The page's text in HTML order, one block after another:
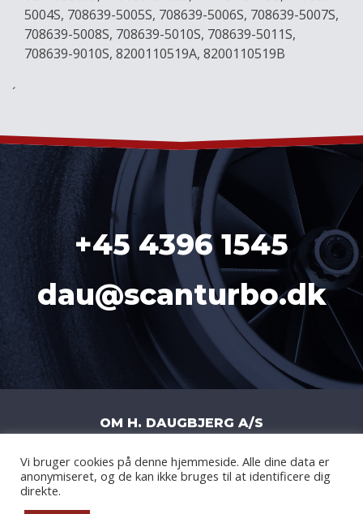
5004S, 708639-5005S, 708639-5006S, 708639-5007S,
708639-5008S, 708639-5010S, 708639-5011S,
708639-9010S, 8200110519A, 8200110519B
´
+45 4396 1545
dau@scanturbo.dk
OM H. DAUGBJERG A/S
H. DAUGBJERG A/S | LITERBUEN 11J |
2740 SKOVLUNDE
| DANMARK | CVR: DK
Vi bruger cookies på denne hjemmeside. Alle dine data er
anonymiseret, og de kan ikke bruges til at identificere dig
direkte.